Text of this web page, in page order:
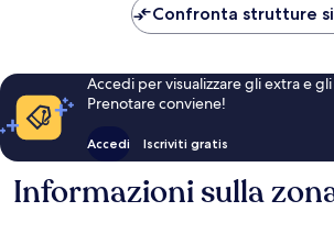
Confronta strutture
Accedi per visualizzare gli extra e
Prenotare conviene!
Accedi Iscriviti gratis
Informazioni sulla